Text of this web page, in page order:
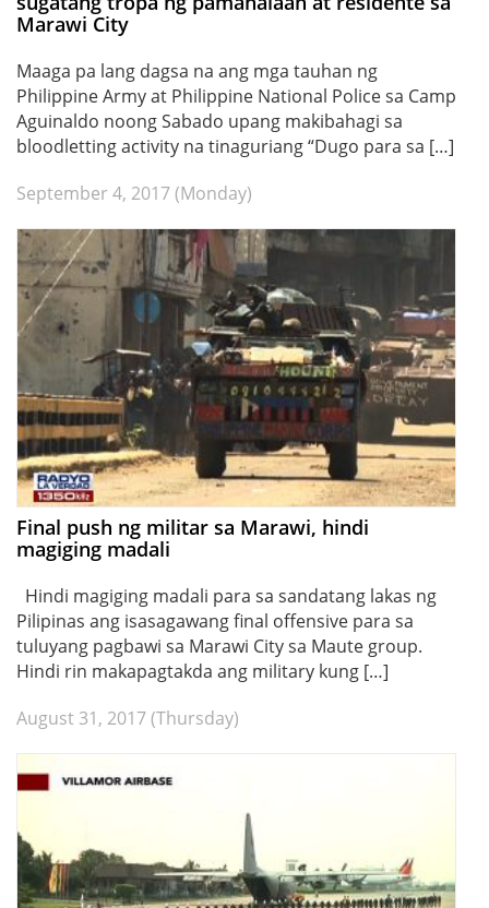
Marawi City
Maaga pa lang dagsa na ang mga tauhan ng
Philippine Army at Philippine National Police sa Camp
Aguinaldo noong Sabado upang makibahagi sa
bloodletting activity na tinaguriang “Dugo para sa […]
September 4, 2017 (Monday)
Final push ng militar sa Marawi, hindi
magiging madali
Hindi magiging madali para sa sandatang lakas ng
Pilipinas ang isasagawang final offensive para sa
tuluyang pagbawi sa Marawi City sa Maute group.
Hindi rin makapagtakda ang military kung […]
August 31, 2017 (Thursday)